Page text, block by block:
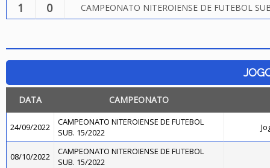
1 0 CAMPEONATO NITEROIENSE DE FUTEBOL
DATA CAMPEONATO
24/09/2022
CAMPEONATO NITEROIENSE DE FUTEBOL
SUB. 15/2022
08/10/2022
CAMPEONATO NITEROIENSE DE FUTEBOL
SUB. 15/2022